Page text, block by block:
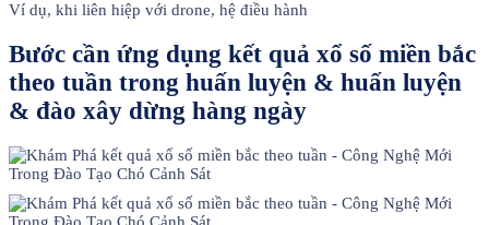
Ví dụ, khi liên hiệp với drone, hệ điều hành
Bước cần ứng dụng kết quả xổ số miền bắc
theo tuần trong huấn luyện & huấn luyện
& đào xây dừng hàng ngày